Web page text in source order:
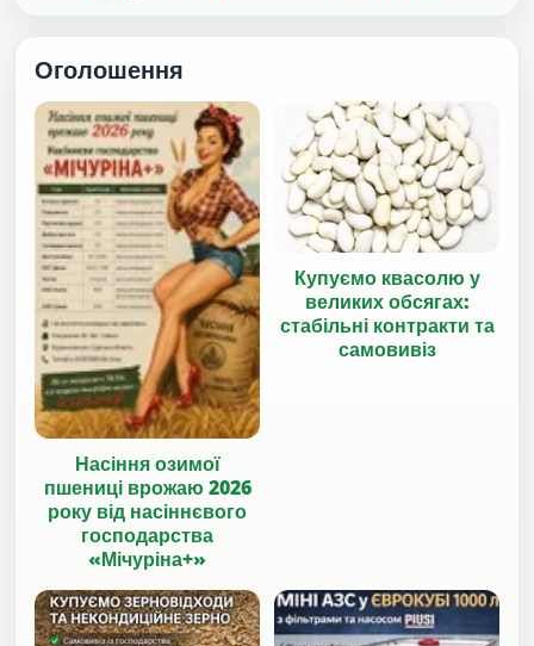
Оголошення
Насіння озимої
пшениці врожаю 2026
року від насіннєвого
господарства
«Мічуріна+»
Купуємо квасолю у
великих обсягах:
стабільні контракти та
самовивіз